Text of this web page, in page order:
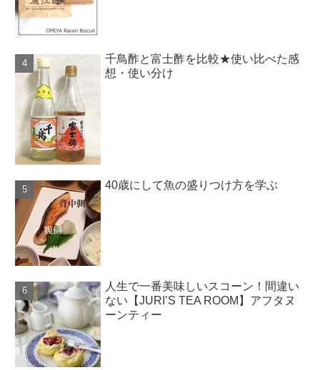
千鳥酢と富士酢を比較★使い比べた感
想・使い分け
40歳にして魚の盛りつけ方を学ぶ
人生で一番美味しいスコーン！間違い
ない【JURI’S TEA ROOM】アフタヌ
ーンティー